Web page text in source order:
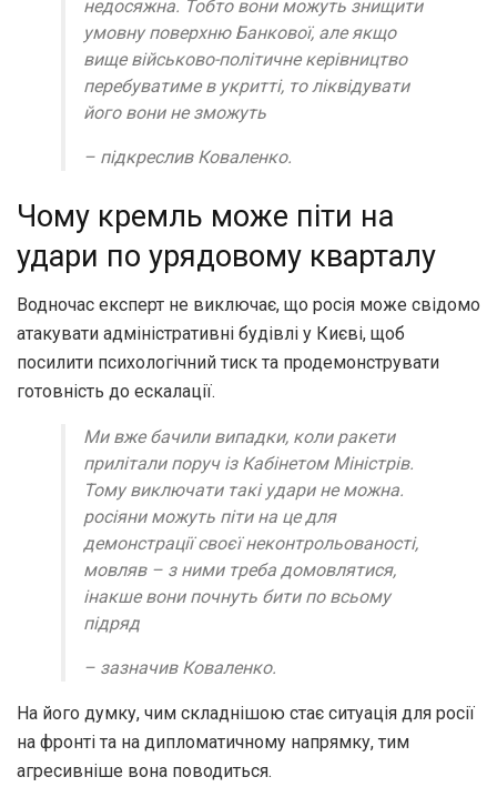
недосяжна. Тобто вони можуть знищити
умовну поверхню Банкової, але якщо
вище військово-політичне керівництво
перебуватиме в укритті, то ліквідувати
його вони не зможуть
– підкреслив Коваленко.
Чому кремль може піти на
удари по урядовому кварталу
Водночас експерт не виключає, що росія може свідомо
атакувати адміністративні будівлі у Києві, щоб
посилити психологічний тиск та продемонструвати
готовність до ескалації.
Ми вже бачили випадки, коли ракети
прилітали поруч із Кабінетом Міністрів.
Тому виключати такі удари не можна.
росіяни можуть піти на це для
демонстрації своєї неконтрольованості,
мовляв – з ними треба домовлятися,
інакше вони почнуть бити по всьому
підряд
– зазначив Коваленко.
На його думку, чим складнішою стає ситуація для росії
на фронті та на дипломатичному напрямку, тим
агресивніше вона поводиться.